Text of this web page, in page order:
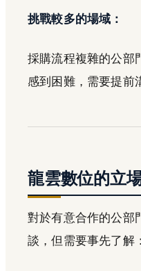
挑戰較多的場域：
採購流程複雜的公部
感到困難，需要提前
龍雲數位的立
對於有意合作的公部
談，但需要事先了解：